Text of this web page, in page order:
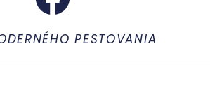
PESTOVANIA